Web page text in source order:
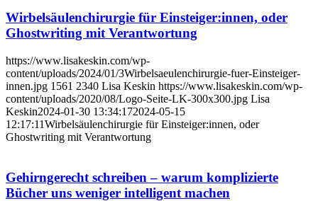
Wirbelsäulenchirurgie für Einsteiger:innen, oder
Ghostwriting mit Verantwortung
https://www.lisakeskin.com/wp-
content/uploads/2024/01/3Wirbelsaeulenchirurgie-fuer-Einsteiger-
innen.jpg 1561 2340 Lisa Keskin https://www.lisakeskin.com/wp-
content/uploads/2020/08/Logo-Seite-LK-300x300.jpg Lisa
Keskin2024-01-30 13:34:172024-05-15
12:17:11Wirbelsäulenchirurgie für Einsteiger:innen, oder
Ghostwriting mit Verantwortung
Gehirngerecht schreiben – warum komplizierte
Bücher uns weniger intelligent machen